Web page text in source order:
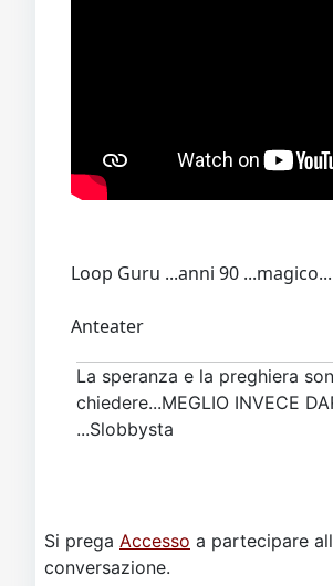
Loop Guru ...anni 90 ...magico...
Anteater
La speranza e la preghiera
chiedere...MEGLIO INVECE
...Slobbysta
Si prega Accesso a partecipare
conversazione.